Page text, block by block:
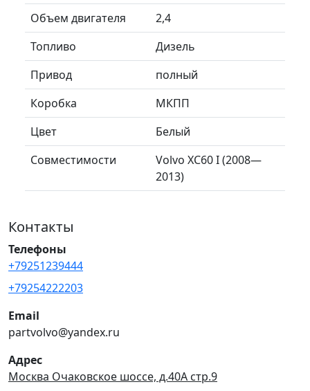
Объем двигателя
2,4
Топливо
Дизель
Привод
полный
Коробка
МКПП
Цвет
Белый
Совместимости
Volvo XC60 I (2008—
2013)
Контакты
Телефоны
+79251239444
+79254222203
Email
partvolvo@yandex.ru
Адрес
Москва Очаковское шоссе, д.40А стр.9